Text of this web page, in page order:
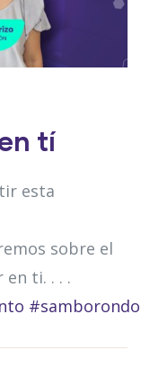
tí
esta
sobre el
ti. . . .